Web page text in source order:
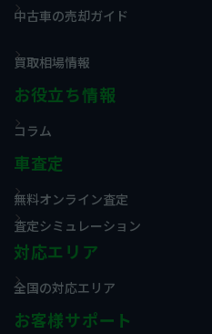
中古車の売却ガイド
買取相場情報
お役立ち情報
コラム
車査定
無料オンライン査定
査定シミュレーション
対応エリア
全国の対応エリア
お客様サポート